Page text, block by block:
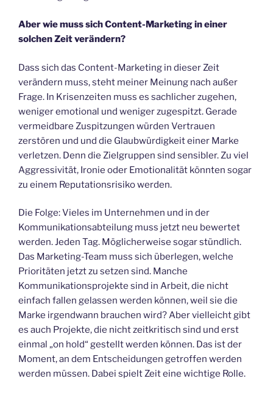
Aber wie muss sich Content-Marketing in einer
solchen Zeit verändern?
Dass sich das Content-Marketing in dieser Zeit
verändern muss, steht meiner Meinung nach außer
Frage. In Krisenzeiten muss es sachlicher zugehen,
weniger emotional und weniger zugespitzt. Gerade
vermeidbare Zuspitzungen würden Vertrauen
zerstören und und die Glaubwürdigkeit einer Marke
verletzen. Denn die Zielgruppen sind sensibler. Zu viel
Aggressivität, Ironie oder Emotionalität könnten sogar
zu einem Reputationsrisiko werden.
Die Folge: Vieles im Unternehmen und in der
Kommunikationsabteilung muss jetzt neu bewertet
werden. Jeden Tag. Möglicherweise sogar stündlich.
Das Marketing-Team muss sich überlegen, welche
Prioritäten jetzt zu setzen sind. Manche
Kommunikationsprojekte sind in Arbeit, die nicht
einfach fallen gelassen werden können, weil sie die
Marke irgendwann brauchen wird? Aber vielleicht gibt
es auch Projekte, die nicht zeitkritisch sind und erst
einmal „on hold“ gestellt werden können. Das ist der
Moment, an dem Entscheidungen getroffen werden
werden müssen. Dabei spielt Zeit eine wichtige Rolle.